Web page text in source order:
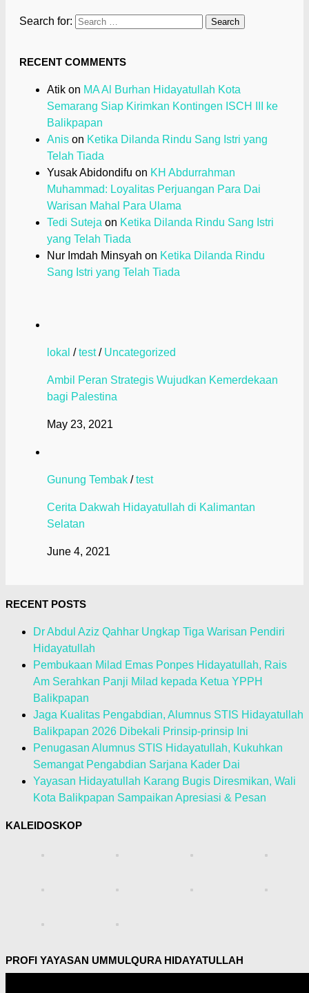
Search for:
RECENT COMMENTS
Atik on MA Al Burhan Hidayatullah Kota
Semarang Siap Kirimkan Kontingen ISCH III ke
Balikpapan
Anis on Ketika Dilanda Rindu Sang Istri yang
Telah Tiada
Yusak Abidondifu on KH Abdurrahman
Muhammad: Loyalitas Perjuangan Para Dai
Warisan Mahal Para Ulama
Tedi Suteja on Ketika Dilanda Rindu Sang Istri
yang Telah Tiada
Nur Imdah Minsyah on Ketika Dilanda Rindu
Sang Istri yang Telah Tiada
lokal /test/ Uncategorized
Ambil Peran Strategis Wujudkan Kemerdekaan
bagi Palestina
May 23, 2021
Gunung Tembak /test
Cerita Dakwah Hidayatullah di Kalimantan
Selatan
June 4, 2021
RECENT POSTS
Dr Abdul Aziz Qahhar Ungkap Tiga Warisan Pendiri
Hidayatullah
Pembukaan Milad Emas Ponpes Hidayatullah, Rais
Am Serahkan Panji Milad kepada Ketua YPPH
Balikpapan
Jaga Kualitas Pengabdian, Alumnus STIS Hidayatullah
Balikpapan 2026 Dibekali Prinsip-prinsip Ini
Penugasan Alumnus STIS Hidayatullah, Kukuhkan
Semangat Pengabdian Sarjana Kader Dai
Yayasan Hidayatullah Karang Bugis Diresmikan, Wali
Kota Balikpapan Sampaikan Apresiasi & Pesan
KALEIDOSKOP
PROFI YAYASAN UMMULQURA HIDAYATULLAH